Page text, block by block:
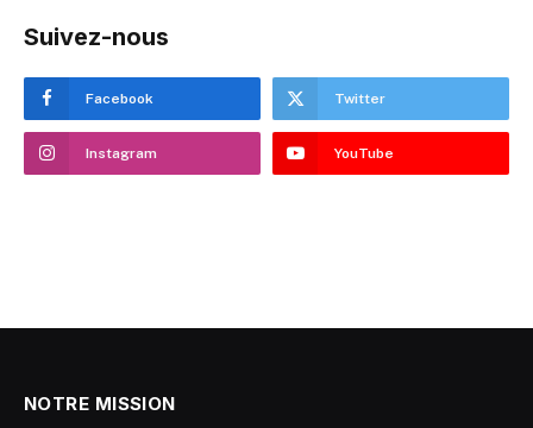
Suivez-nous
Facebook Twitter
Instagram YouTube
NOTRE MISSION